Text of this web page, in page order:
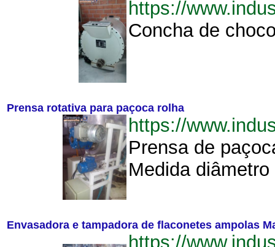
https://
Concha de
Prensa rotativa para paçoca rolha
https://
Prensa de
Medida
Envasadora e tampadora de flaconetes ampolas
https://